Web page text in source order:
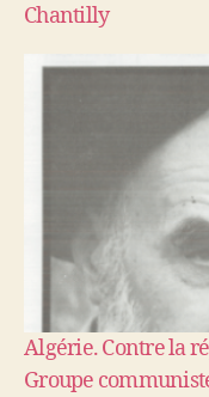
Chantilly
Algérie. Contre la
Groupe